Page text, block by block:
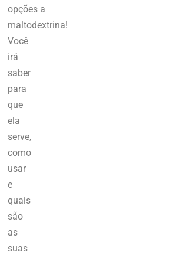
opções a
maltodextrina!
Você
irá
saber
para
que
ela
serve,
como
usar
e
quais
são
as
suas